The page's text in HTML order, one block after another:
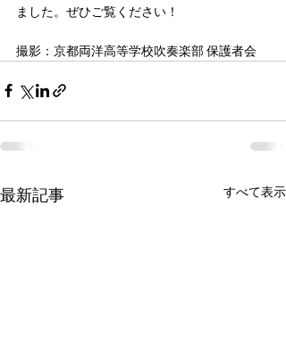
ました。ぜひご覧ください！
撮影：京都両洋高等学校吹奏楽部 保護者会
最新記事 すべて表示